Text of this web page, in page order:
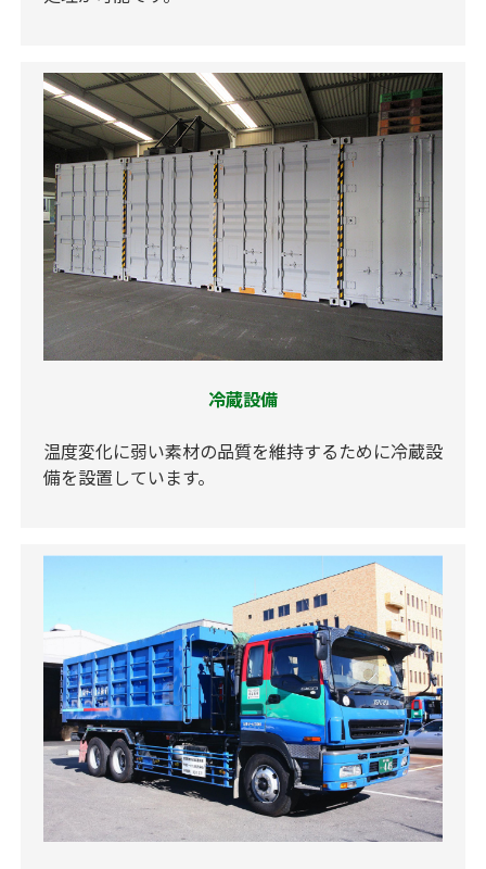
冷蔵設備
温度変化に弱い素材の品質を維持するために冷蔵設
備を設置しています。